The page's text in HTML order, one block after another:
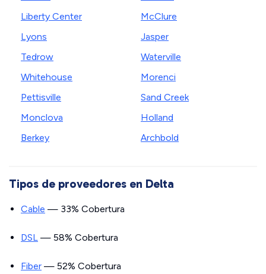
Liberty Center
Lyons
Tedrow
Whitehouse
Pettisville
Monclova
Berkey
McClure
Jasper
Waterville
Morenci
Sand Creek
Holland
Archbold
Tipos de proveedores en Delta
Cable — 33% Cobertura
DSL — 58% Cobertura
Fiber — 52% Cobertura